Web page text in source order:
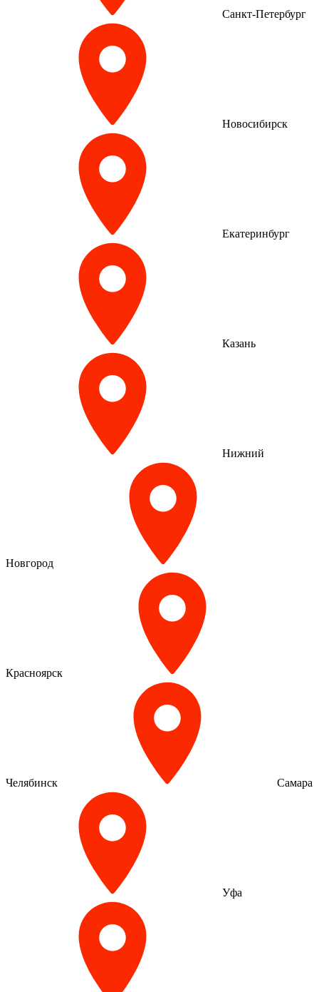
Санкт-Петербург
Новосибирск
Екатеринбург
Казань
Нижний
Новгород
Красноярск
Челябинск Самара
Уфа